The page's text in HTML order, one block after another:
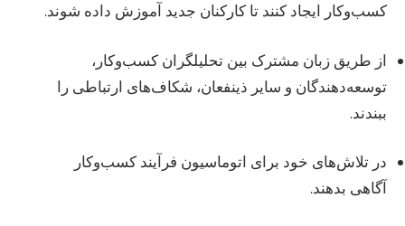
کسب‌وکار ایجاد کنند تا کارکنان جدید آموزش داده شوند.
از طریق زبان مشترک بین تحلیلگران کسب‌وکار،
توسعه‌دهندگان و سایر ذینفعان، شکاف‌های ارتباطی را
ببندند.
در تلاش‌های خود برای اتوماسیون فرآیند کسب‌وکار
آگاهی بدهند.